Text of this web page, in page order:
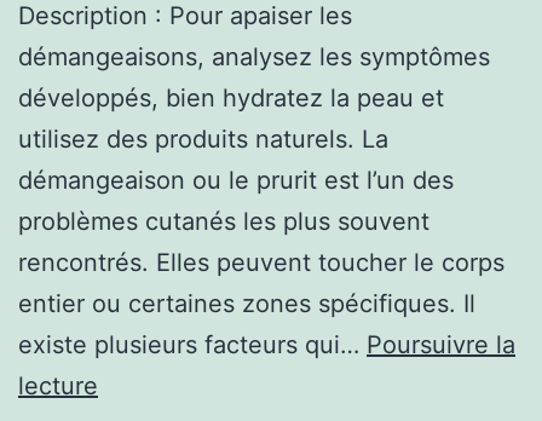
Description : Pour apaiser les
démangeaisons, analysez les symptômes
développés, bien hydratez la peau et
utilisez des produits naturels. La
démangeaison ou le prurit est l’un des
problèmes cutanés les plus souvent
rencontrés. Elles peuvent toucher le corps
entier ou certaines zones spécifiques. Il
existe plusieurs facteurs qui… Poursuivre la
lecture